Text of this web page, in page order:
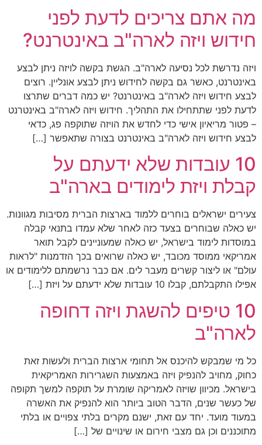
מה אתם צריכים לדעת לפני
חידוש ויזה לארה"ב באינטרנט?
ויזה נדרשת לכל נסיעה לארה"ב. הגשת בקשה לויזה ניתן לבצע
באינטרנט, כאשר גם בקשה לחידוש ניתן לבצע אונליין. רוצים
לבצע חידוש ויזה לארה"ב באינטרנט? יש כמה דברים שתרצו
לדעת לפני שתתחילו את התהליך. חידוש ויזה לארה"ב באינטרנט
– פטור מריאיון אישי כדי לחדש את הויזה שתוקפה פג, כדאי
לבצע חידוש ויזה לארה"ב באינטרנט בצורה שתאפשר […]
10 עובדות שלא ידעתם על
קבלת ויזת לימודים בארה"ב
צעירים ישראלים בוחרים ללמוד בארצות הברית מסיבות מגוונות.
יש כאלה שבוחרים בצעד כזה לאחר שלא עמדו בתנאי קבלה
במוסדות לימוד בישראל, יש כאלה שמעוניינים לקבל תואר
אמריקאי ממוסד מכובד, יש כאלה שרואים בכך הזדמנות "לראות
עולם" או ליצור קשרים מעבר לים. אם כבר נרשמתם ללימודים או
אפילו התקבלתם, קבלו 10 עובדות שלא ידעתם על ויזת […]
10 טיפים להשגת ויזה דחופה
לארה"ב
כל מי שמבקש להיכנס אל תחומי ארצות הברית ולעשות זאת
כחוק, מחויב להנפיק ויזה באמצעות השגרירות האמריקאית
בישראל. מכיוון שויזה לאמריקה שומרת על תוקפה למשך תקופה
של כעשר שנים, הדבר הטוב ביותר הוא להנפיק את האשרה
במעוד מועד. יחד עם זאת, ישנם מקרים בלתי צפויים או בלתי
מתוכננים וכן גם מצבי חירום או שינויים של […]